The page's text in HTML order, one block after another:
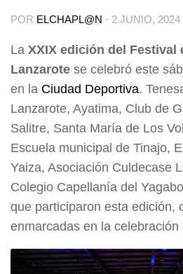
POR ELCHAPL@N · 2 JUNIO, 2024
La XXIX edición del Festival
Lanzarote se celebró este
en la Ciudad Deportiva.
Lanzarote, Ayatima, Club de
Salitre, Santa María de Los
Escuela municipal de Tinajo,
Yaiza, Asociación Culdecase
Colegio Capellanía del
que participaron esta edición,
enmarcadas en la